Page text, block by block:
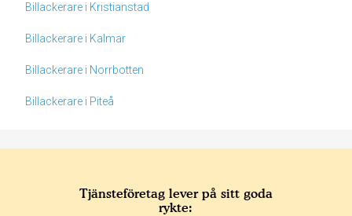
Billackerare i Kristianstad
Billackerare i Kalmar
Billackerare i Norrbotten
Billackerare i Piteå
Tjänsteföretag lever på sitt goda
rykte: